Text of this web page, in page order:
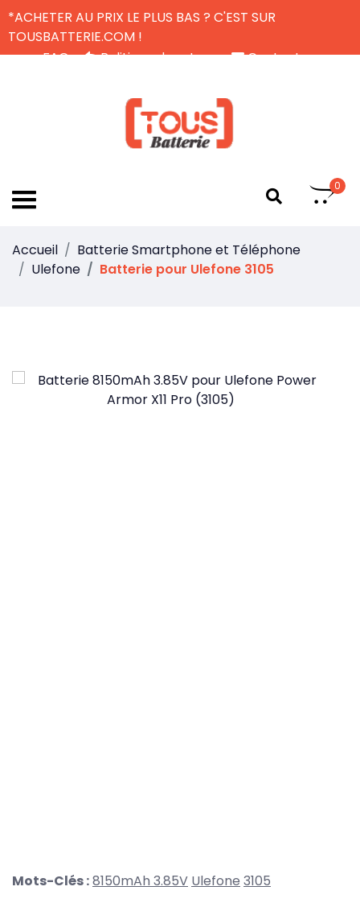
*ACHETER AU PRIX LE PLUS BAS ? C'EST SUR
TOUSBATTERIE.COM !
FAQ
Politique de retour
Contactez-nous
0
Accueil
Batterie Smartphone et Téléphone
Ulefone
Batterie pour Ulefone 3105
Mots-Clés :8150mAh 3.85V Ulefone 3105